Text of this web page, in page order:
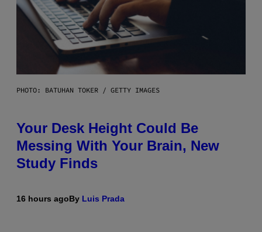
PHOTO: BATUHAN TOKER / GETTY IMAGES
Your Desk Height Could Be
Messing With Your Brain, New
Study Finds
16 hours agoBy Luis Prada